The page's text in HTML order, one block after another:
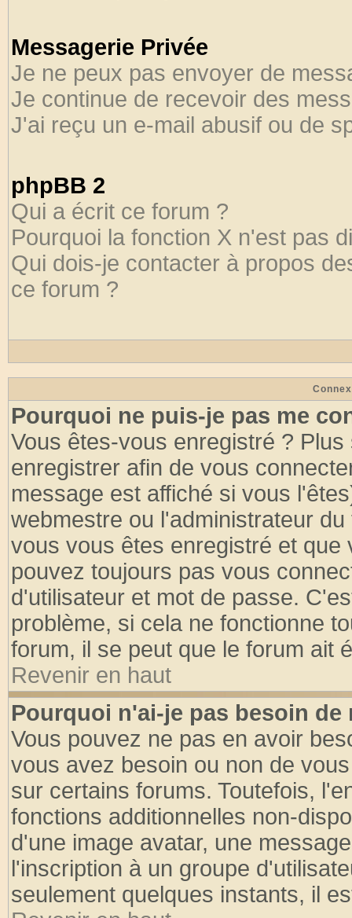
Messagerie Privée
Je ne peux pas envoyer de
Je continue de recevoir des
J'ai reçu un e-mail abusif ou de
phpBB 2
Qui a écrit ce forum ?
Pourquoi la fonction X n'est pas
Qui dois-je contacter à propos
ce forum ?
Pourquoi ne puis-je pas me
Vous êtes-vous enregistré ?
enregistrer afin de vous
message est affiché si vous
webmestre ou l'administrateur
vous vous êtes enregistré et
pouvez toujours pas vous
d'utilisateur et mot de passe.
problème, si cela ne fonctionne
forum, il se peut que le forum ait
Revenir en haut
Pourquoi n'ai-je pas besoin de
Vous pouvez ne pas en avoir
vous avez besoin ou non de
sur certains forums. Toutefois,
fonctions additionnelles non-
d'une image avatar, une
l'inscription à un groupe
seulement quelques instants, il